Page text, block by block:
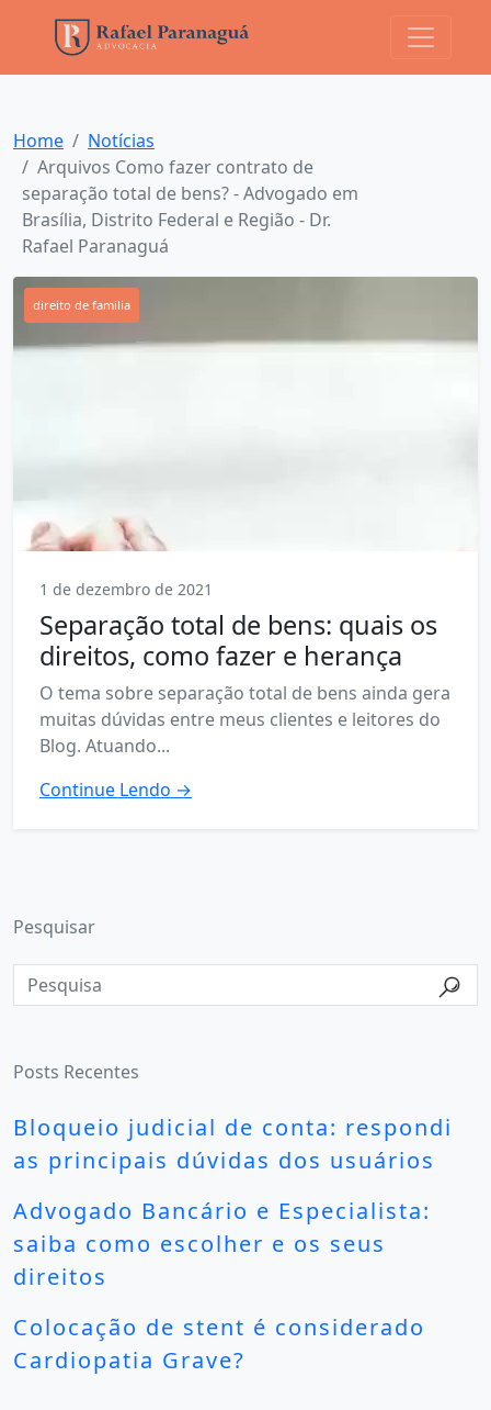
Home
Notícias
Arquivos Como fazer contrato de
separação total de bens? - Advogado em
Brasília, Distrito Federal e Região - Dr.
Rafael Paranaguá
direito de familia
1 de dezembro de 2021
Separação total de bens: quais os
direitos, como fazer e herança
O tema sobre separação total de bens ainda gera
muitas dúvidas entre meus clientes e leitores do
Blog. Atuando...
Continue Lendo →
Pesquisar
Posts Recentes
Bloqueio judicial de conta: respondi
as principais dúvidas dos usuários
Advogado Bancário e Especialista:
saiba como escolher e os seus
direitos
Colocação de stent é considerado
Cardiopatia Grave?